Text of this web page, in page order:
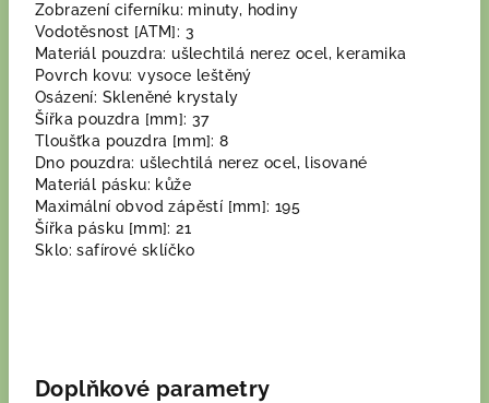
Zobrazení ciferníku: minuty, hodiny
Vodotěsnost [ATM]: 3
Materiál pouzdra: ušlechtilá nerez ocel, keramika
Povrch kovu: vysoce leštěný
Osázení: Skleněné krystaly
Šířka pouzdra [mm]: 37
Tloušťka pouzdra [mm]: 8
Dno pouzdra: ušlechtilá nerez ocel, lisované
Materiál pásku: kůže
Maximální obvod zápěstí [mm]: 195
Šířka pásku [mm]: 21
Sklo: safírové sklíčko
Doplňkové parametry